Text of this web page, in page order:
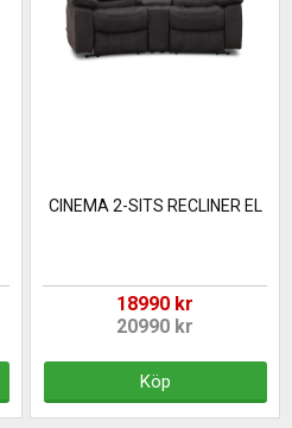
CINEMA 2-SITS RECLINER EL
18990 kr
20990 kr
Köp